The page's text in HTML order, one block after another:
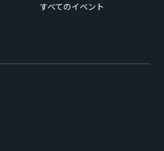
すべてのイベント